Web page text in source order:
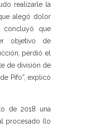
realizarle la
alegó dolor
concluyó que
objetivo de
perdió el
de división de
Pifo”, explicó
de 2018 una
procesado (lo